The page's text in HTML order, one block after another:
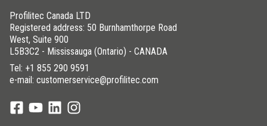
Profilitec Canada LTD
Registered address: 50 Burnhamthorpe Road
West, Suite 900
L5B3C2 - Mississauga (Ontario) - CANADA
Tel: +1 855 290 9591
e-mail: customerservice@profilitec.com